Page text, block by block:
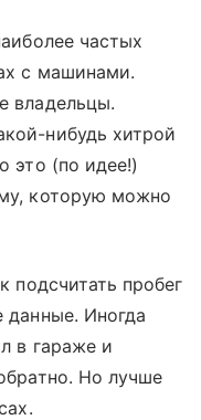
частых
с машинами.
владельцы.
нибудь хитрой
это (по идее!)
которую можно
подсчитать пробег
Иногда
в гараже и
Но лучше